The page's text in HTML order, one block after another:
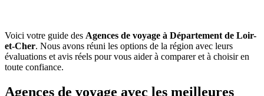
Voici votre guide des Agences de voyage à Département de Loir-
et-Cher. Nous avons réuni les options de la région avec leurs
évaluations et avis réels pour vous aider à comparer et à choisir en
toute confiance.
Agences de voyage avec les meilleures